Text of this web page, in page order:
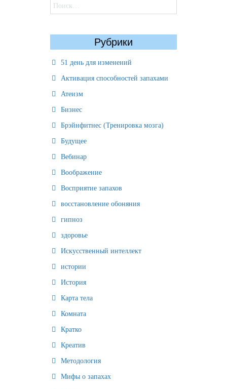
Найти:
Рубрики
51 день для изменений
Активация способностей запахами
Атеизм
Бизнес
Брэйнфитнес (Тренировка мозга)
Будущее
Вебинар
Воображение
Восприятие запахов
восстановление обоняния
гипноз
здоровье
Искусственный интеллект
истории
История
Карта тела
Комната
Кратко
Креатив
Методология
Мифы о запахах